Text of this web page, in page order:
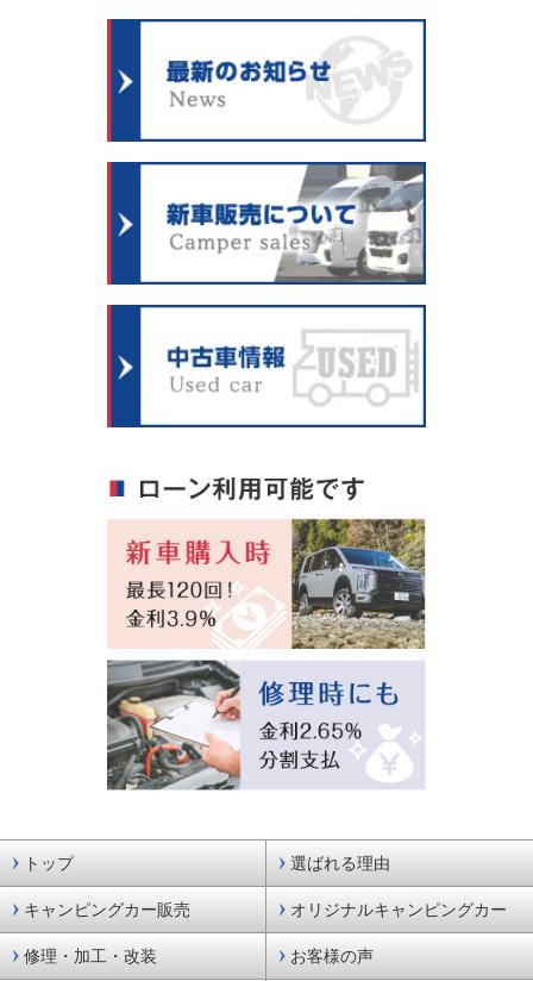
トップ 選ばれる理由
キャンピングカー販売 オリジナルキャンピングカー
修理・加工・改装 お客様の声